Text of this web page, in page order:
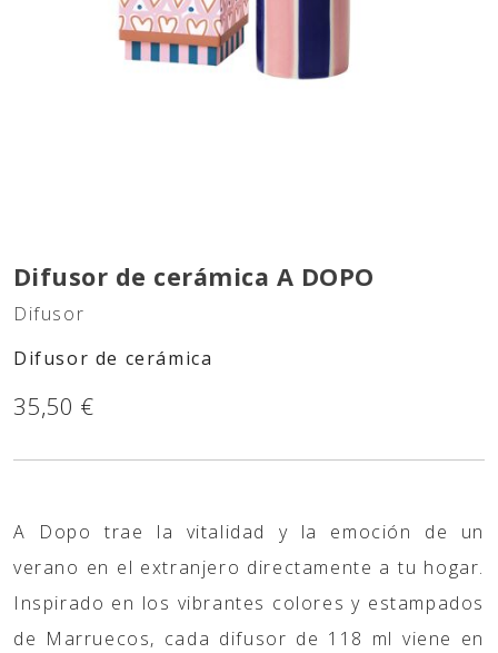
Difusor de cerámica A DOPO
Difusor
Difusor de cerámica
35,50 €
A Dopo trae la vitalidad y la emoción de un
verano en el extranjero directamente a tu hogar.
Inspirado en los vibrantes colores y estampados
de Marruecos, cada difusor de 118 ml viene en